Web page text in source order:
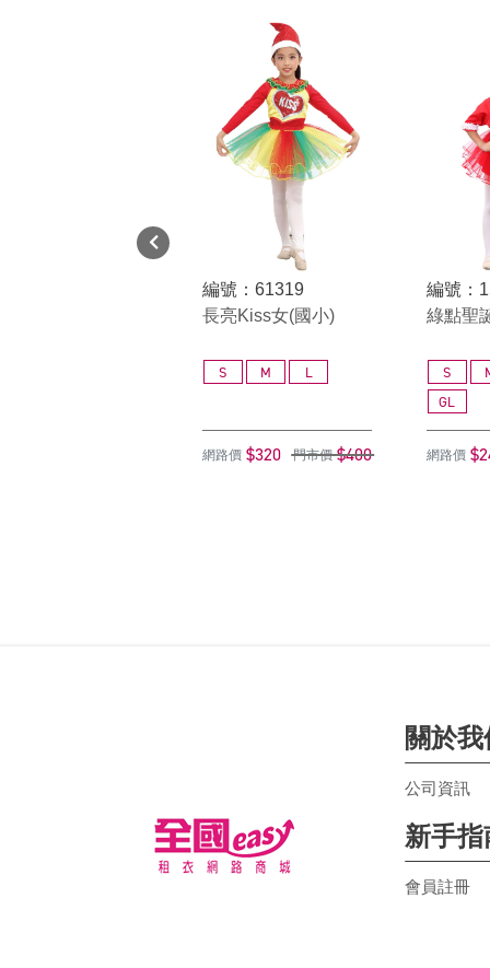
編號：61319
長亮Kiss女(國小)
S M L
網路價 $320 門市價 $400
編號：
綠點聖
S
GL
網路價
關於我
公司資訊
新手指
會員註冊